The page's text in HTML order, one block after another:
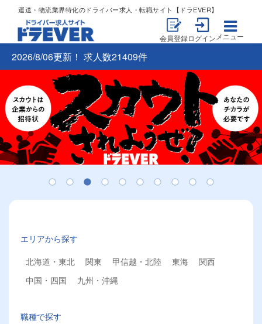
運送・物流業界特化のドライバー求人・転職サイト【ドラEVER】
会員登録ログイン メニュー
2026/8/06更新！ 求人数21409件
エリアから探す
北海道・東北
関東 甲信越・北陸 東海
関西
中国・四国
九州・沖縄
職種で探す